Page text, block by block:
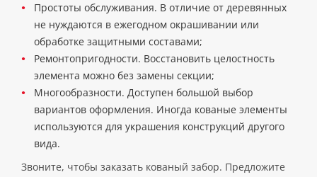
Простоты обслуживания. В отличие от деревянных
не нуждаются в ежегодном окрашивании или
обработке защитными составами;
Ремонтопригодности. Восстановить целостность
элемента можно без замены секции;
Многообразности. Доступен большой выбор
вариантов оформления. Иногда кованые элементы
используются для украшения конструкций другого
вида.
Звоните, чтобы заказать кованый забор. Предложите